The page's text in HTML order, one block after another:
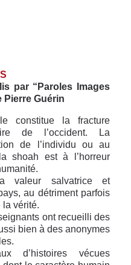
par “Paroles Images
Pierre Guérin
constitue la fracture
de l’occident. La
de l’individu ou au
shoah est à l’horreur
valeur salvatrice et
au détriment parfois
la vérité.
ont recueilli des
bien à des anonymes
d’histoires vécues